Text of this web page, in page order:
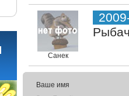
Санек
Ваше имя